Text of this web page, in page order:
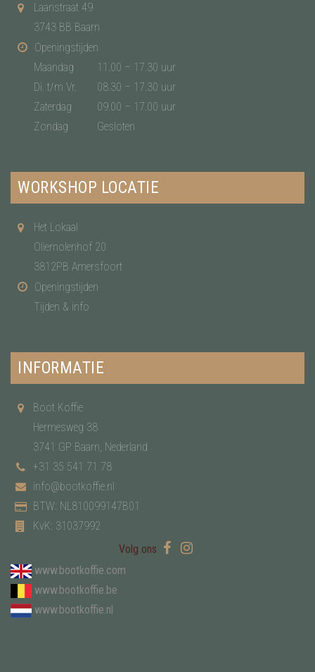
Laanstraat 49
3743 BB Baarn
Openingstijden
Maandag
11.00 – 17.30 uur
Di. t/m Vr.
08.30 – 17.30 uur
Zaterdag
09.00 – 17.00 uur
Zondag
Gesloten
WORKSHOP LOCATIE
Het Lokaal
Oliemolenhof 20
3812PB Amersfoort
Openingstijden
Tijden & info
INFORMATIE
Boot Koffie
Hermesweg 38
3741 GP Baarn, Nederland
+31 35 541 71 78
info@bootkoffie.nl
BTW: NL810099147B01
KvK: 31037992
Volg ons
www.bootkoffie.com
www.bootkoffie.be
www.bootkoffie.nl